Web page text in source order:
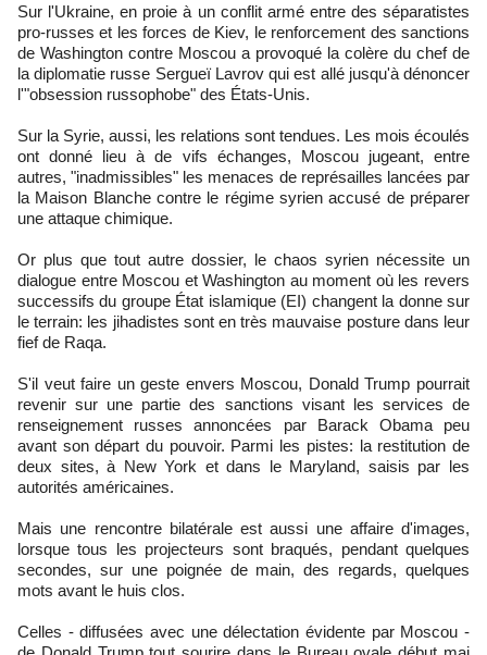
Sur l'Ukraine, en proie à un conflit armé entre des séparatistes
pro-russes et les forces de Kiev, le renforcement des sanctions
de Washington contre Moscou a provoqué la colère du chef de
la diplomatie russe Sergueï Lavrov qui est allé jusqu'à dénoncer
l'"obsession russophobe" des États-Unis.
Sur la Syrie, aussi, les relations sont tendues. Les mois écoulés
ont donné lieu à de vifs échanges, Moscou jugeant, entre
autres, "inadmissibles" les menaces de représailles lancées par
la Maison Blanche contre le régime syrien accusé de préparer
une attaque chimique.
Or plus que tout autre dossier, le chaos syrien nécessite un
dialogue entre Moscou et Washington au moment où les revers
successifs du groupe État islamique (EI) changent la donne sur
le terrain: les jihadistes sont en très mauvaise posture dans leur
fief de Raqa.
S'il veut faire un geste envers Moscou, Donald Trump pourrait
revenir sur une partie des sanctions visant les services de
renseignement russes annoncées par Barack Obama peu
avant son départ du pouvoir. Parmi les pistes: la restitution de
deux sites, à New York et dans le Maryland, saisis par les
autorités américaines.
Mais une rencontre bilatérale est aussi une affaire d'images,
lorsque tous les projecteurs sont braqués, pendant quelques
secondes, sur une poignée de main, des regards, quelques
mots avant le huis clos.
Celles - diffusées avec une délectation évidente par Moscou -